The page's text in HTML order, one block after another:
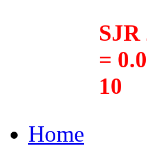
SJR
=
10
Home